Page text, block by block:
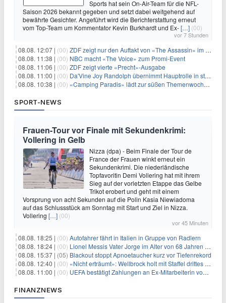
Sports hat sein On-Air-Team für die NFL-
Saison 2026 bekannt gegeben und setzt dabei weitgehend auf
bewährte Gesichter. Angeführt wird die Berichterstattung erneut
vom Top-Team um Kommentator Kevin Burkhardt und Ex-[…] (00)
vor 7 Stunden
08.08. 12:07 | (00) ZDF zeigt nur den Auftakt von «The Assassin» im Fernsehen
08.08. 11:38 | (00) NBC macht «The Voice» zum Promi-Event
08.08. 11:06 | (00) ZDF zeigt vierte «Precht»-Ausgabe
08.08. 11:00 | (00) Da'Vine Joy Randolph übernimmt Hauptrolle in starbesetzter schwarzer Komödie
08.08. 10:38 | (00) «Camping Paradis» lädt zur süßen Themenwoche ein
SPORT-NEWS
Frauen-Tour vor Finale mit Sekundenkrimi:
Vollering in Gelb
Nizza (dpa) - Beim Finale der Tour de
France der Frauen winkt erneut ein
Sekundenkrimi. Die niederländische
Topfavoritin Demi Vollering hat mit ihrem
Sieg auf der vorletzten Etappe das Gelbe
Trikot erobert und geht mit einem
Vorsprung von acht Sekunden auf die Polin Kasia Niewiadoma
auf das Schlussstück am Sonntag mit Start und Ziel in Nizza.
Vollering […] (00)
vor 45 Minuten
08.08. 18:25 | (00) Autofahrer fährt in Italien in Gruppe von Radlern
08.08. 18:24 | (00) Lionel Messis Vater Jorge im Alter von 68 Jahren gestorben
08.08. 15:37 | (05) Blackout stoppt Apnoetaucher kurz vor Tiefenrekord
08.08. 12:40 | (00) «Nicht erträumt»: Wellbrock holt mit Staffel drittes EM-Gold
08.08. 11:00 | (00) UEFA bestätigt Zahlungen an Ex-Mitarbeiterin von Infantino
FINANZNEWS